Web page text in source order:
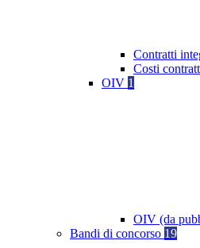
Contratti
Costi
OIV 1
OIV (da
Bandi di concorso 19